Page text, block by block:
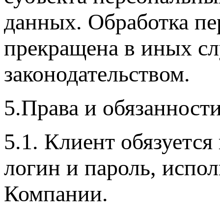
данных. Обработка
прекращена в иных
законодательством.
5.Права и
5.1. Клиент
логин и пароль,
Компании.